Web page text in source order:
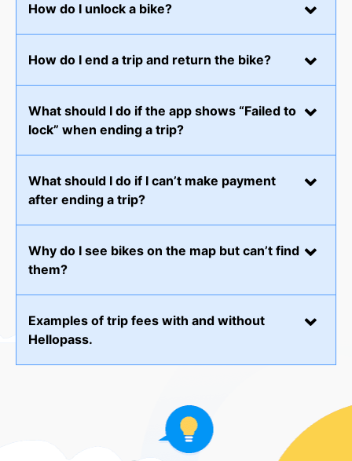
How do I unlock a bike?
How do I end a trip and return the bike?
What should I do if the app shows “Failed to
lock” when ending a trip?
What should I do if I can’t make payment
after ending a trip?
Why do I see bikes on the map but can’t find
them?
Examples of trip fees with and without
Hellopass.